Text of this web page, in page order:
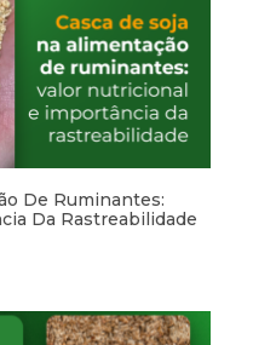
De Ruminantes:
Da Rastreabilidade